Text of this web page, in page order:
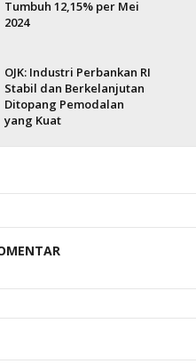
Tumbuh 12,15% per Mei
2024
OJK: Industri Perbankan RI
Stabil dan Berkelanjutan
Ditopang Pemodalan
yang Kuat